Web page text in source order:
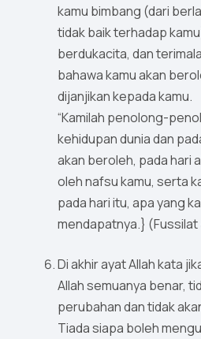
kamu bimbang (dari
tidak baik terhadap
berdukacita, dan
bahawa kamu akan
dijanjikan kepada kamu.
“Kamilah penolong-
kehidupan dunia dan
akan beroleh, pada hari
oleh nafsu kamu, serta
pada hari itu, apa yang
mendapatnya.} (Fussilat
Di akhir ayat Allah kata
Allah semuanya benar,
perubahan dan tidak
Tiada siapa boleh